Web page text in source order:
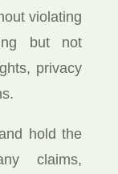
violating
but not
privacy
hold the
claims,